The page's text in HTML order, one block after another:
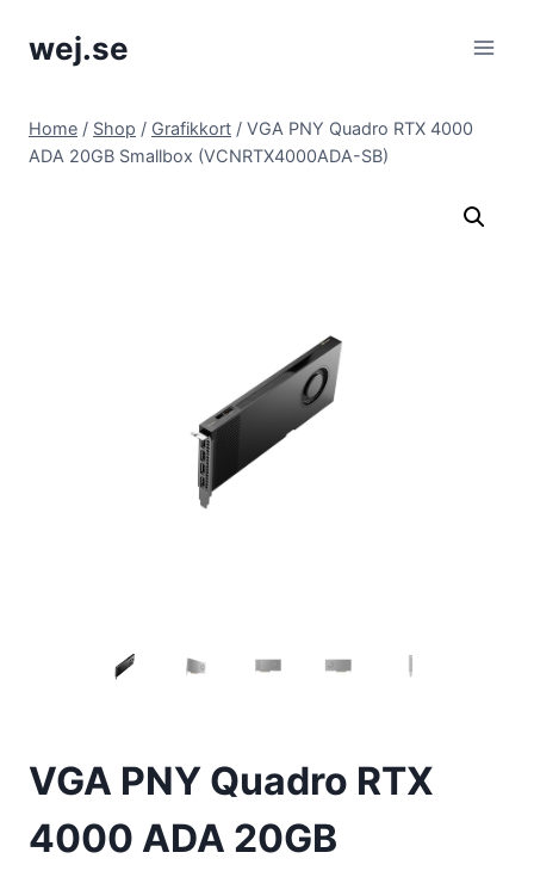
wej.se
Home / Shop / Grafikkort / VGA PNY Quadro RTX 4000
ADA 20GB Smallbox (VCNRTX4000ADA-SB)
VGA PNY Quadro RTX
4000 ADA 20GB